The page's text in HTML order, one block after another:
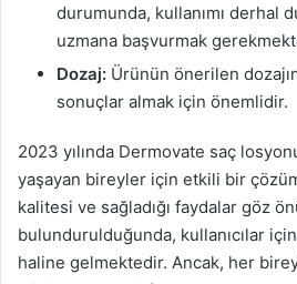
durumunda, kullanımı derhal
uzmana başvurmak
Dozaj: Ürünün önerilen
sonuçlar almak için önemlidir.
2023 yılında Dermovate saç
yaşayan bireyler için etkili bir
kalitesi ve sağladığı faydalar göz
bulundurulduğunda, kullanıcılar
haline gelmektedir. Ancak, her